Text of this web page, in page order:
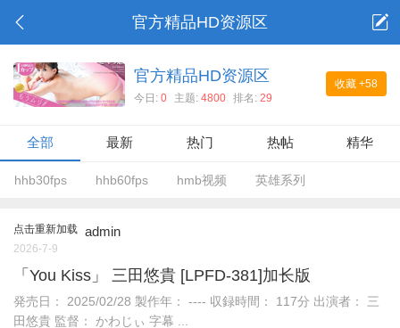
官方精品HD资源区
收藏 +58
官方精品HD资源区
今日: 0 主题: 4800 排名: 29
全部 最新 热门 热帖 精华
hhb30fps hhb60fps hmb视频 英雄系列
点击重新加载 admin
2026-7-9
「You Kiss」 三田悠貴 [LPFD-381]加长版
発売日： 2025/02/28 製作年： ---- 収録時間： 117分 出演者： 三
田悠貴 監督： かわじぃ 字幕 ...